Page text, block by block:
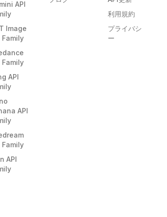
API
Image
Family
Family
API
API
Family
API
利用規約
プライバシ
ー